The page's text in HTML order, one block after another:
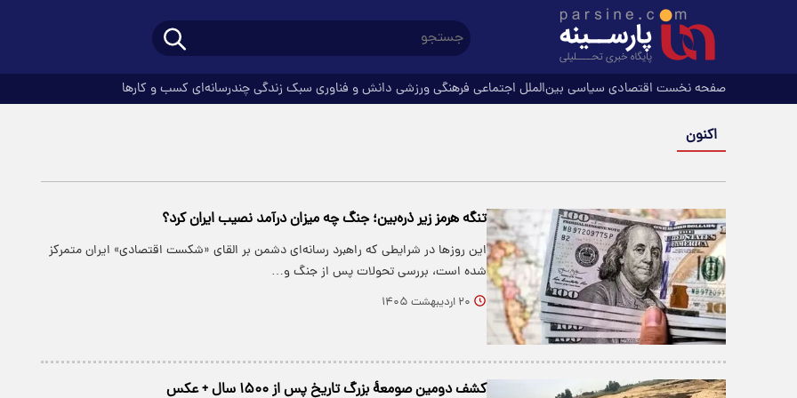
صفحه نخست اقتصادی سیاسی بین‌الملل اجتماعی فرهنگیورزشی دانش و فناوری سبک زندگیچندرسانه‌ای کسب و کارها
اکنون
تنگه هرمز زیر ذره‌بین؛ جنگ چه میزان درآمد نصیب ایران کرد؟
این روزها در شرایطی که راهبرد رسانه‌ای دشمن بر القای «شکست اقتصادی» ایران متمرکز
شده است، بررسی تحولات پس از جنگ و…
۲۰ اردیبهشت ۱۴۰۵
کشف دومین صومعهٔ بزرگ تاریخ پس از ۱۵۰۰ سال + عکس